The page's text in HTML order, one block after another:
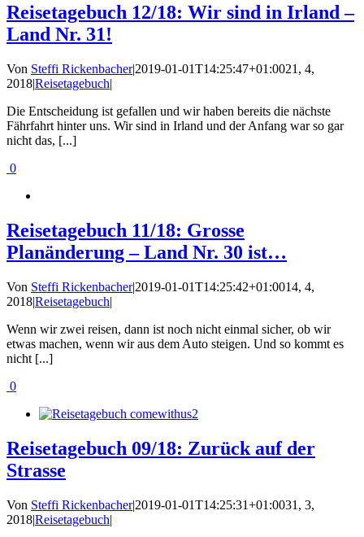
Reisetagebuch 12/18: Wir sind in Irland –
Land Nr. 31!
Von Steffi Rickenbacher|2019-01-01T14:25:47+01:0021, 4,
2018|Reisetagebuch|
Die Entscheidung ist gefallen und wir haben bereits die nächste
Fährfahrt hinter uns. Wir sind in Irland und der Anfang war so gar
nicht das, [...]
0
Reisetagebuch 11/18: Grosse
Planänderung – Land Nr. 30 ist…
Von Steffi Rickenbacher|2019-01-01T14:25:42+01:0014, 4,
2018|Reisetagebuch|
Wenn wir zwei reisen, dann ist noch nicht einmal sicher, ob wir
etwas machen, wenn wir aus dem Auto steigen. Und so kommt es
nicht [...]
0
Reisetagebuch 09/18: Zurück auf der
Strasse
Von Steffi Rickenbacher|2019-01-01T14:25:31+01:0031, 3,
2018|Reisetagebuch|